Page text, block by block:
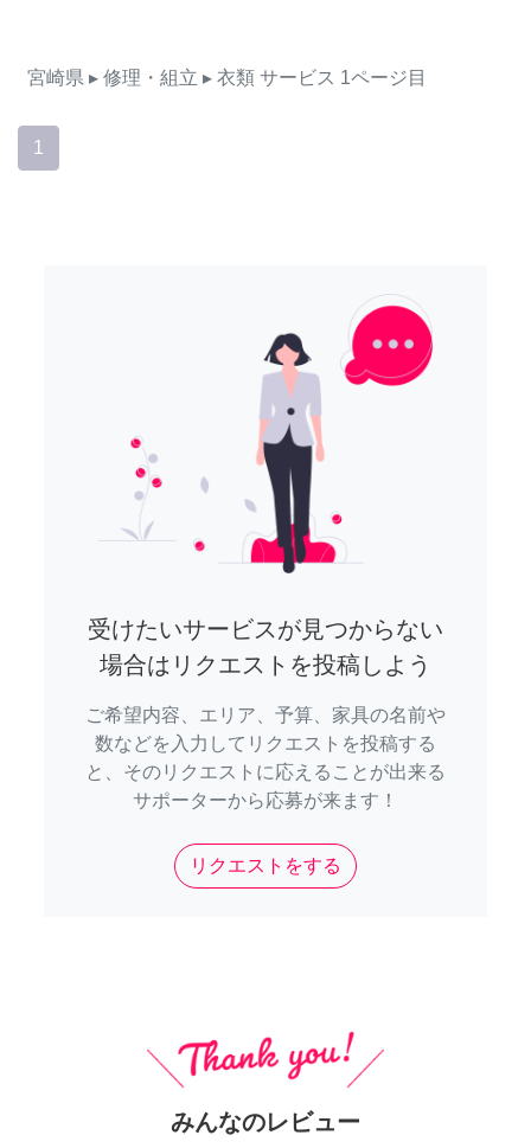
宮崎県 ▸ 修理・組立 ▸ 衣類 サービス 1ページ目
1
受けたいサービスが見つからない
場合はリクエストを投稿しよう
ご希望内容、エリア、予算、家具の名前や
数などを入力してリクエストを投稿する
と、そのリクエストに応えることが出来る
サポーターから応募が来ます！
リクエストをする
みんなのレビュー